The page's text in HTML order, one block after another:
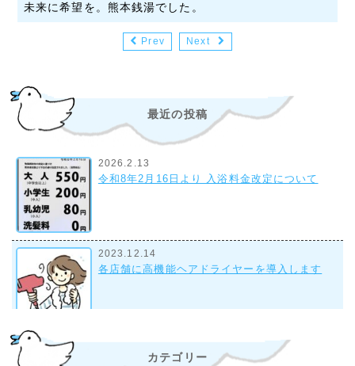
未来に希望を。熊本銭湯でした。
Prev Next
最近の投稿
2026.2.13
令和8年2月16日より 入浴料金改定について
2023.12.14
各店舗に高機能ヘアドライヤーを導入します
組合事務所について
カテゴリー